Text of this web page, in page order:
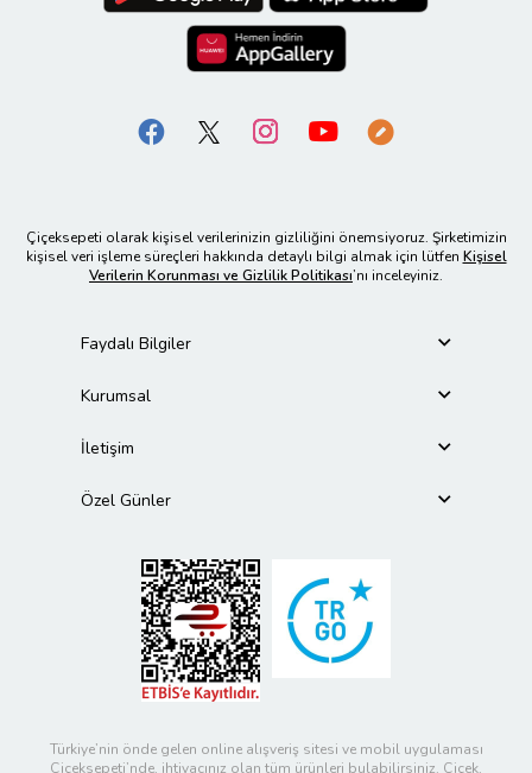
Çiçeksepeti olarak kişisel verilerinizin gizliliğini önemsiyoruz. Şirketimizin
kişisel veri işleme süreçleri hakkında detaylı bilgi almak için lütfen Kişisel
Verilerin Korunması ve Gizlilik Politikası’nı inceleyiniz.
Faydalı Bilgiler
Kurumsal
İletişim
Özel Günler
Türkiye’nin önde gelen online alışveriş sitesi ve mobil uygulaması
Çiçeksepeti’nde, ihtiyacınız olan tüm ürünleri bulabilirsiniz. Çiçek,